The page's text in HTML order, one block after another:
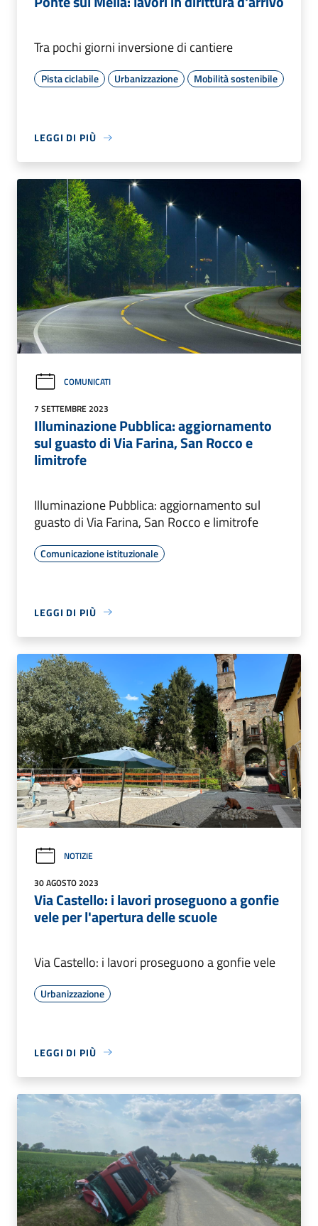
Tra pochi giorni inversione di cantiere
Pista ciclabile Urbanizzazione Mobilità sostenibile
LEGGI DI PIÙ
COMUNICATI
7 SETTEMBRE 2023
Illuminazione Pubblica: aggiornamento
sul guasto di Via Farina, San Rocco e
limitrofe
Illuminazione Pubblica: aggiornamento sul
guasto di Via Farina, San Rocco e limitrofe
Comunicazione istituzionale
LEGGI DI PIÙ
NOTIZIE
30 AGOSTO 2023
Via Castello: i lavori proseguono a gonfie
vele per l'apertura delle scuole
Via Castello: i lavori proseguono a gonfie vele
Urbanizzazione
LEGGI DI PIÙ